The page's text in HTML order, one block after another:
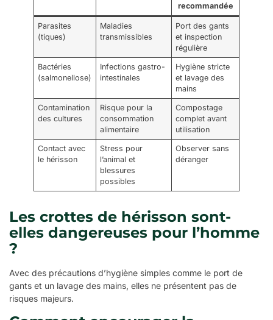
recommandée
Parasites
(tiques)
Maladies
transmissibles
Port des gants
et inspection
régulière
Bactéries
(salmonellose)
Infections gastro-
intestinales
Hygiène stricte
et lavage des
mains
Contamination
des cultures
Risque pour la
consommation
alimentaire
Compostage
complet avant
utilisation
Contact avec
le hérisson
Stress pour
l’animal et
blessures
possibles
Observer sans
déranger
Les crottes de hérisson sont-
elles dangereuses pour l’homme
?
Avec des précautions d’hygiène simples comme le port de
gants et un lavage des mains, elles ne présentent pas de
risques majeurs.